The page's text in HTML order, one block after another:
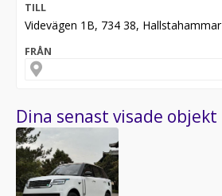
TILL
Videvägen 1B, 734 38, Hallstahammar
FRÅN
Dina senast visade objekt